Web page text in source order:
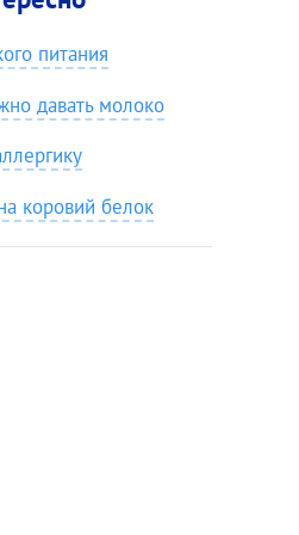
питания
давать молоко
коровий белок